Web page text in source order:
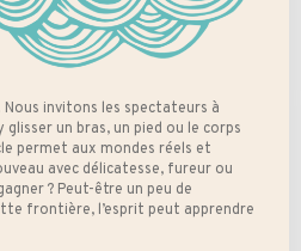
invitons les spectateurs à
un bras, un pied ou le corps
permet aux mondes réels et
avec délicatesse, fureur ou
? Peut-être un peu de
frontière, l’esprit peut apprendre